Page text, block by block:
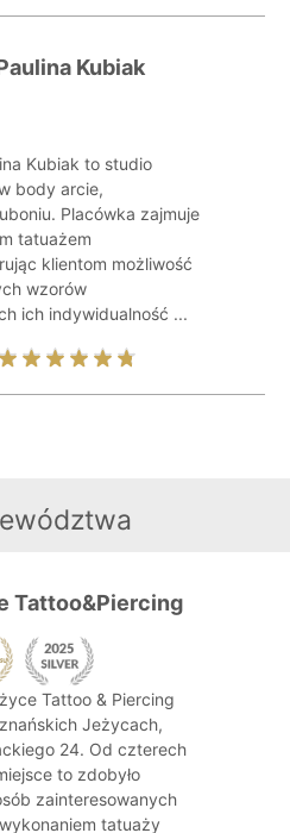
Kubiak
Kubiak to studio
body arcie,
Placówka zajmuje
tatuażem
klientom możliwość
wzorów
ich indywidualność ...
Tattoo&Piercing
Tattoo & Piercing
Jeżycach,
24. Od czterech
to zdobyło
zainteresowanych
tatuaży